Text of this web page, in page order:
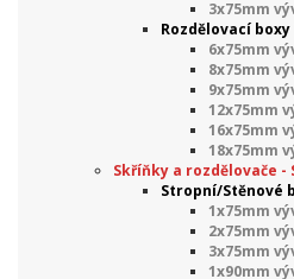
3x75mm
Rozdělovací boxy
6x75mm
8x75mm
9x75mm
12x75mm
16x75mm
18x75mm
Skříňky a rozdělovače -
Stropní/Stěnové
1x75mm
2x75mm
3x75mm
1x90mm